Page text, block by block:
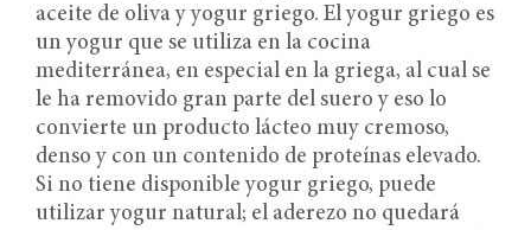
aceite de oliva y yogur griego. El yogur griego es
un yogur que se utiliza en la cocina
mediterránea, en especial en la griega, al cual se
le ha removido gran parte del suero y eso lo
convierte un producto lácteo muy cremoso,
denso y con un contenido de proteínas elevado.
Si no tiene disponible yogur griego, puede
utilizar yogur natural; el aderezo no quedará